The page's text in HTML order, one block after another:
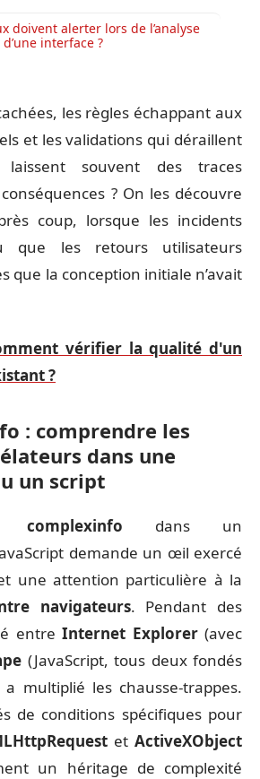
doivent alerter lors de l’analyse
interface ?
les règles échappant aux
et les validations qui déraillent
souvent des traces
? On les découvre
coup, lorsque les incidents
que les retours utilisateurs
que la conception initiale n’avait
vérifier la qualité d'un
?
: comprendre les
dans une
un script
complexinfo dans un
demande un œil exercé
une attention particulière à la
navigateurs. Pendant des
entre Internet Explorer(avec
(JavaScript, tous deux fondés
a multiplié les chausse-trappes.
de conditions spécifiques pour
et ActiveXObject
un héritage de complexité